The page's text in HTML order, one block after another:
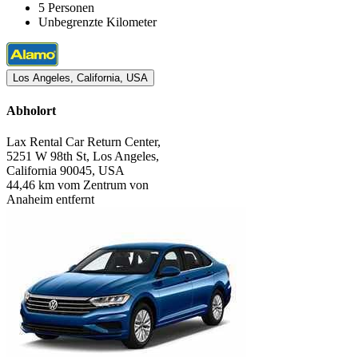
5 Personen
Unbegrenzte Kilometer
Los Angeles, California, USA
Abholort
Lax Rental Car Return Center,
5251 W 98th St, Los Angeles,
California 90045, USA
44,46 km vom Zentrum von
Anaheim entfernt